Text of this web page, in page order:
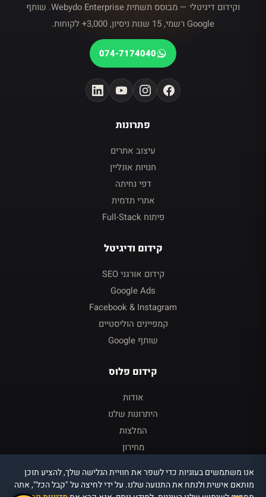
וקידום דיגיטלי — מבוסס תשתית Webydo Enterprise. שותף
Google רשמי, 15 שנות ניסיון, 3,000+ לקוחות.
074-7174040
פתרונות
עיצוב אתרים
חנויות אונליין
דפי נחיתה
אתרי תדמית
פיתוח Full-Stack
קידום ודיגיטל
קידום אורגני SEO
Google Ads
Facebook & Instagram
קמפיינים הוליסטיים
שותף Google
קידום פלוס
אודות
היתרונות שלנו
המלצות
מחירון
כניסה ללקוחות
אנו משתמשים בעוגיות כדי לשפר את חוויית הגלישה שלך, להציע תוכן
מותאם אישית ולנתח את התנועה שלנו. על ידי לחיצה על "קבל הכל", אתה